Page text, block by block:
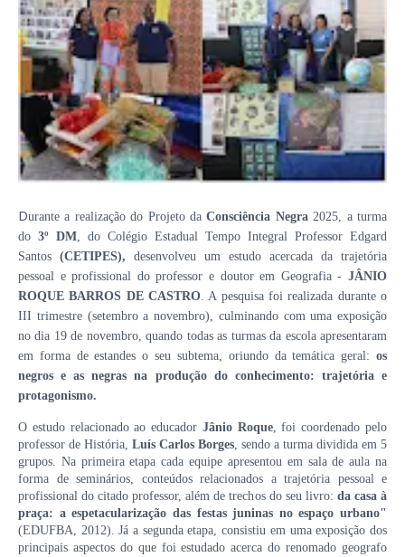
Durante a realização do Projeto daConsciência Negra2025, a turma
do 3º DM, do Colégio Estadual Tempo Integral Professor Edgard
Santos (CETIPES), desenvolveu um estudo acercada da trajetória
pessoal e profissional do professor e doutor em Geografia - JÂNIO
ROQUE BARROS DE CASTRO. A pesquisa foi realizada durante o
III trimestre (setembro a novembro), culminando com uma exposição
no dia 19 de novembro, quando todas as turmas da escola apresentaram
em forma de estandes o seu subtema, oriundo da temática geral: os
negros e as negras na produção do conhecimento: trajetória e
protagonismo.
O estudo relacionado ao educador Jânio Roque, foi coordenado pelo
professor de História, Luís Carlos Borges, sendo a turma dividida em 5
grupos. Na primeira etapa cada equipe apresentou em sala de aula na
forma de seminários, conteúdos relacionados a trajetória pessoal e
profissional do citado professor, além de trechos do seu livro: da casa à
praça: a espetacularização das festas juninas no espaço urbano"
(EDUFBA, 2012). Já a segunda etapa, consistiu em uma exposição dos
principais aspectos do que foi estudado acerca do renomado geografo